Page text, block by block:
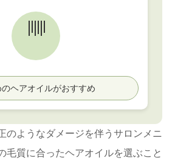
ヘアオイルがおすすめ
のようなダメージを伴うサロンメニ
毛質に合ったヘアオイルを選ぶこと